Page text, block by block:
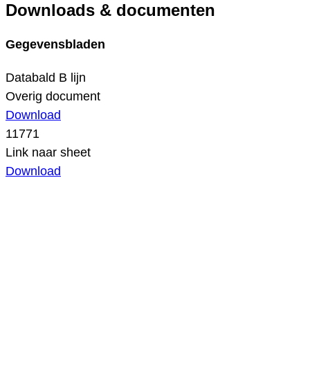
Downloads & documenten
Gegevensbladen
Databald B lijn
Overig document
Download
11771
Link naar sheet
Download